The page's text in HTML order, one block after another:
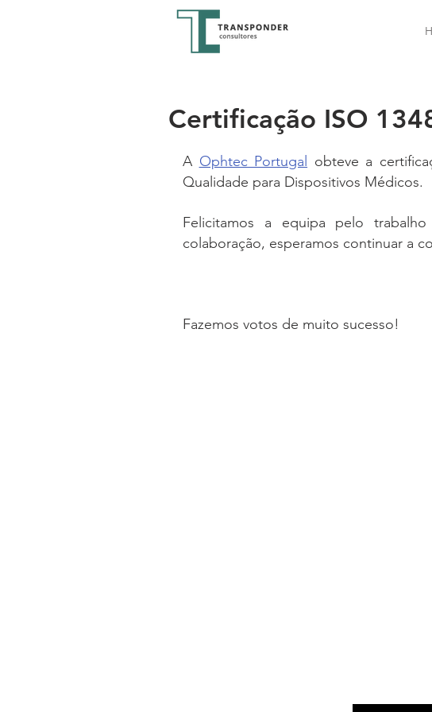
Certificação ISO
A Ophtec Portugal
obteve a
Qualidade para Dispositivos Médicos.
Felicitamos a equipa pelo
colaboração, esperamos continuar a
Fazemos votos de muito sucesso!